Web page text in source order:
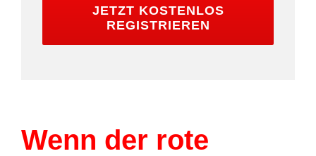
JETZT KOSTENLOS
REGISTRIEREN
Wenn der rote